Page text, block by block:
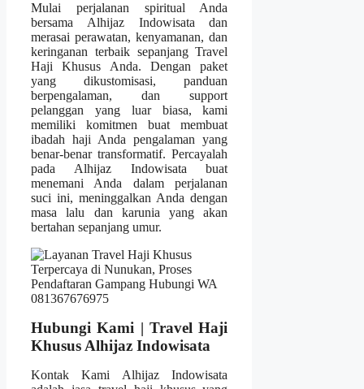
Mulai perjalanan spiritual Anda
bersama Alhijaz Indowisata dan
merasai perawatan, kenyamanan, dan
keringanan terbaik sepanjang Travel
Haji Khusus Anda. Dengan paket
yang dikustomisasi, panduan
berpengalaman, dan support
pelanggan yang luar biasa, kami
memiliki komitmen buat membuat
ibadah haji Anda pengalaman yang
benar-benar transformatif. Percayalah
pada Alhijaz Indowisata buat
menemani Anda dalam perjalanan
suci ini, meninggalkan Anda dengan
masa lalu dan karunia yang akan
bertahan sepanjang umur.
Hubungi Kami | Travel Haji
Khusus Alhijaz Indowisata
Kontak Kami Alhijaz Indowisata